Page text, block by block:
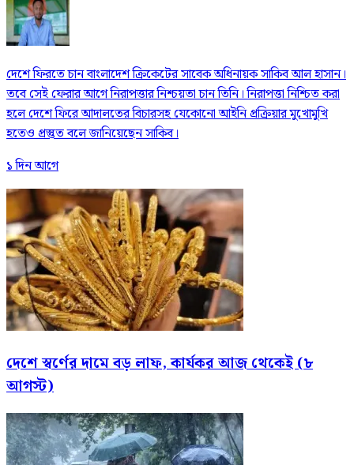
দেশে ফিরতে চান বাংলাদেশ ক্রিকেটের সাবেক অধিনায়ক সাকিব আল হাসান।
তবে সেই ফেরার আগে নিরাপত্তার নিশ্চয়তা চান তিনি। নিরাপত্তা নিশ্চিত করা
হলে দেশে ফিরে আদালতের বিচারসহ যেকোনো আইনি প্রক্রিয়ার মুখোমুখি
হতেও প্রস্তুত বলে জানিয়েছেন সাকিব।
১ দিন আগে
দেশে স্বর্ণের দামে বড় লাফ, কার্যকর আজ থেকেই (৮
আগস্ট)